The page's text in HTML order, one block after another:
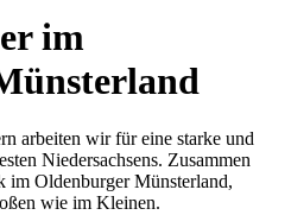
im
arbeiten wir für eine starke und
Niedersachsens. Zusammen
im Oldenburger Münsterland,
wie im Kleinen.